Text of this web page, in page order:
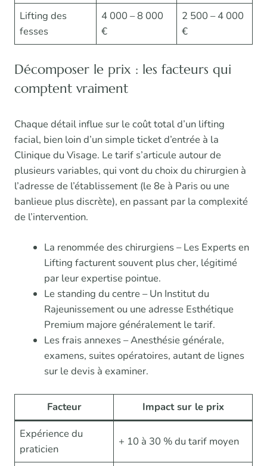
Lifting des
fesses
4 000 – 8 000
€
2 500 – 4 000
€
Décomposer le prix : les facteurs qui
comptent vraiment
Chaque détail influe sur le coût total d’un lifting
facial, bien loin d’un simple ticket d’entrée à la
Clinique du Visage. Le tarif s’articule autour de
plusieurs variables, qui vont du choix du chirurgien à
l’adresse de l’établissement (le 8e à Paris ou une
banlieue plus discrète), en passant par la complexité
de l’intervention.
La renommée des chirurgiens – Les Experts en
Lifting facturent souvent plus cher, légitimé
par leur expertise pointue.
Le standing du centre – Un Institut du
Rajeunissement ou une adresse Esthétique
Premium majore généralement le tarif.
Les frais annexes – Anesthésie générale,
examens, suites opératoires, autant de lignes
sur le devis à examiner.
Facteur
Impact sur le prix
Expérience du
praticien
+ 10 à 30 % du tarif moyen